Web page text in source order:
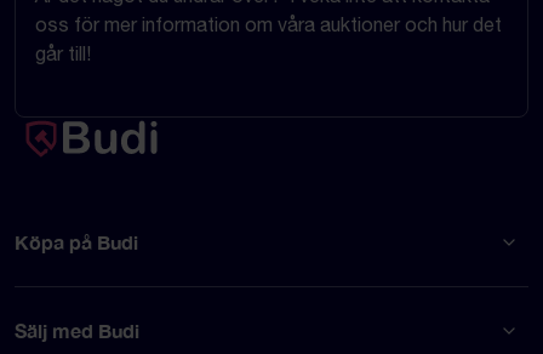
oss för mer information om våra auktioner och hur det
går till!
Köpa på Budi
Sälj med Budi